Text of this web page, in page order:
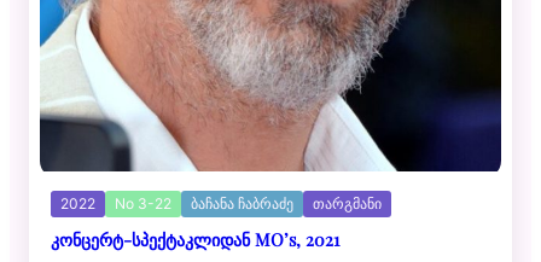
2022 No 3-22 ბაჩანა ჩაბრაძე თარგმანი
კონცერტ-სპექტაკლიდან MO’s, 2021